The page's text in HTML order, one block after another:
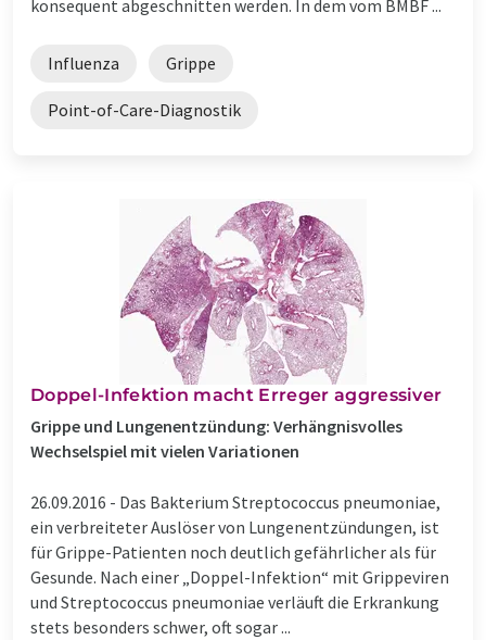
konsequent abgeschnitten werden. In dem vom BMBF ...
Influenza Grippe
Point-of-Care-Diagnostik
Doppel-Infektion macht Erreger aggressiver
Grippe und Lungenentzündung: Verhängnisvolles
Wechselspiel mit vielen Variationen
26.09.2016 - Das Bakterium Streptococcus pneumoniae,
ein verbreiteter Auslöser von Lungenentzündungen, ist
für Grippe-Patienten noch deutlich gefährlicher als für
Gesunde. Nach einer „Doppel-Infektion“ mit Grippeviren
und Streptococcus pneumoniae verläuft die Erkrankung
stets besonders schwer, oft sogar ...